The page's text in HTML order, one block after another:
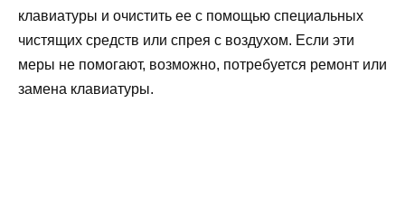
клавиатуры и очистить ее с помощью специальных
чистящих средств или спрея с воздухом. Если эти
меры не помогают, возможно, потребуется ремонт или
замена клавиатуры.